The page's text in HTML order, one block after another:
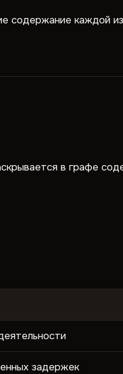
содержание каждой
в графе
задержек